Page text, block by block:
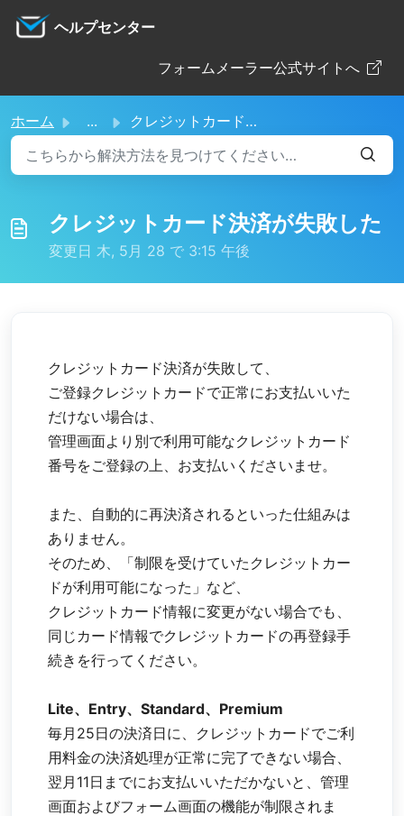
ヘルプセンター
フォームメーラー公式サイトへ
ホーム ... クレジットカード決済が失敗した
クレジットカード決済が失敗した
変更日 木, 5月 28 で 3:15 午後
クレジットカード決済が失敗して、
ご登録クレジットカードで正常にお支払いいた
だけない場合は、
管理画面より別で利用可能なクレジットカード
番号をご登録の上、お支払いくださいませ。
また、自動的に再決済されるといった仕組みは
ありません。
そのため、「制限を受けていたクレジットカー
ドが利用可能になった」など、
クレジットカード情報に変更がない場合でも、
同じカード情報でクレジットカードの再登録手
続きを行ってください。
Lite、Entry、Standard、Premium
毎月25日の決済日に、クレジットカードでご利
用料金の決済処理が正常に完了できない場合、
翌月11日までにお支払いいただかないと、管理
画面およびフォーム画面の機能が制限されま